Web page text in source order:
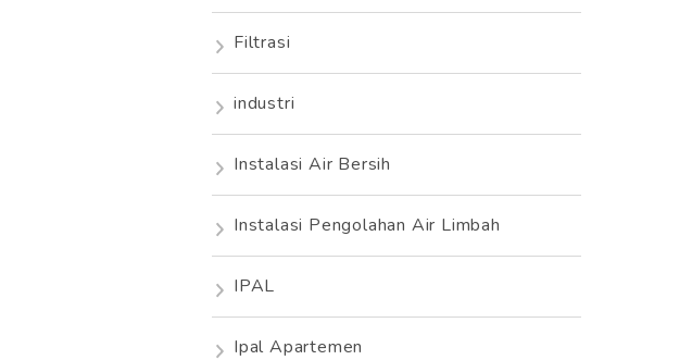
Filtrasi
industri
Instalasi Air Bersih
Instalasi Pengolahan Air Limbah
IPAL
Ipal Apartemen